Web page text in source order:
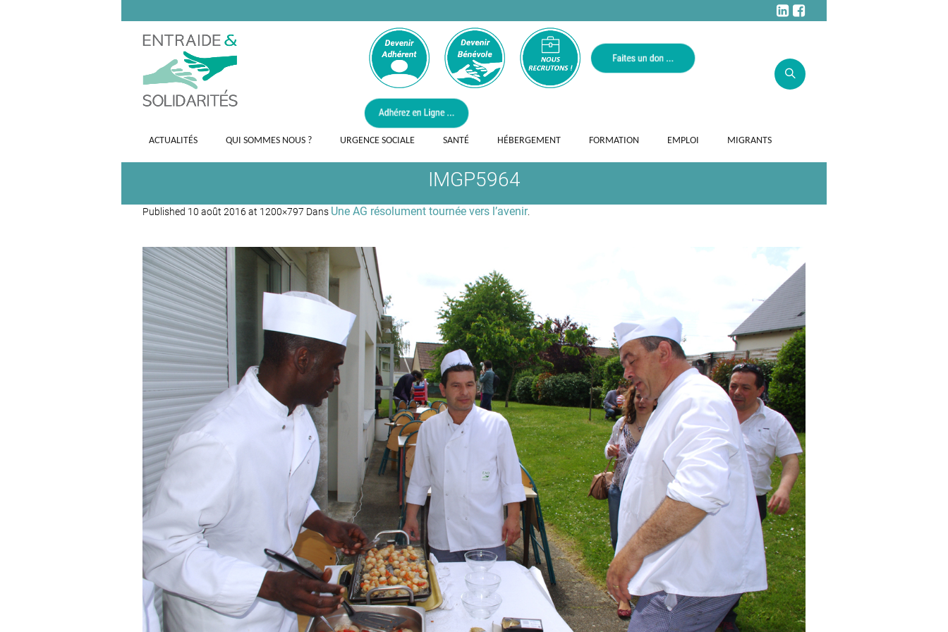
ACTUALITÉS QUI SOMMES NOUS ? URGENCE SOCIALE SANTÉ HÉBERGEMENT FORMATION EMPLOI MIGRANTS
IMGP5964
Published 10 août 2016 at 1200×797 Dans Une AG résolument tournée vers l’avenir.